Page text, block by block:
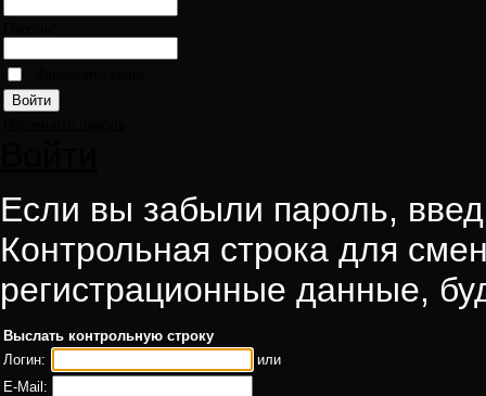
Если вы забыли пароль,
Контрольная строка для
регистрационные данные,
Выслать контрольную строку
Логин:
или
E-Mail: